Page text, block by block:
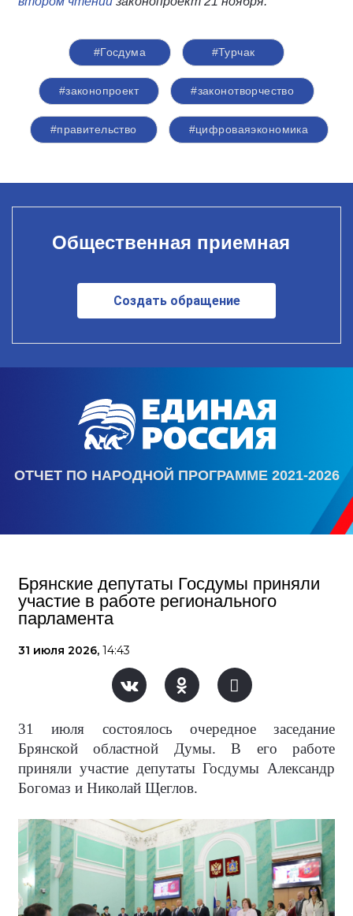
#Госдума #Турчак
#законопроект #законотворчество
#правительство #цифроваяэкономика
Общественная приемная
Создать обращение
ОТЧЕТ ПО НАРОДНОЙ ПРОГРАММЕ 2021-2026
Брянские депутаты Госдумы приняли
участие в работе регионального
парламента
31 июля 2026, 14:43
31 июля состоялось очередное заседание
Брянской областной Думы. В его работе
приняли участие депутаты Госдумы Александр
Богомаз и Николай Щеглов.